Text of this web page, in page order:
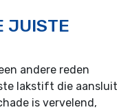
JUISTE
andere reden
lakstift die aansluit
is vervelend,